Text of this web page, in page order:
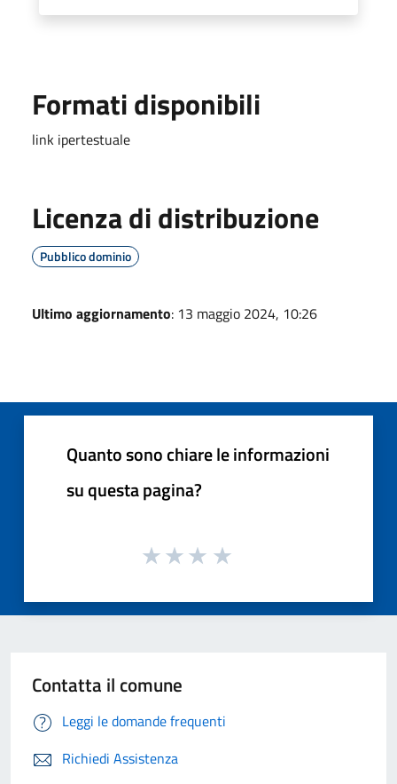
Formati disponibili
link ipertestuale
Licenza di distribuzione
Pubblico dominio
Ultimo aggiornamento: 13 maggio 2024, 10:26
Quanto sono chiare le informazioni
su questa pagina?
Contatta il comune
Leggi le domande frequenti
Richiedi Assistenza